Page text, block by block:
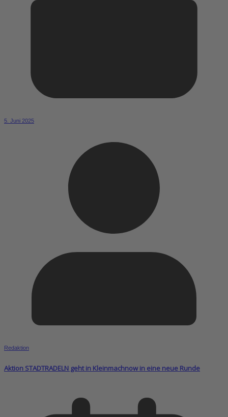
5. Juni 2025
Redaktion
Aktion STADTRADELN geht in Kleinmachnow in eine neue Runde